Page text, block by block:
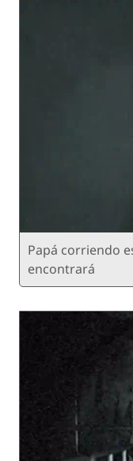
Papá corriendo
encontrará